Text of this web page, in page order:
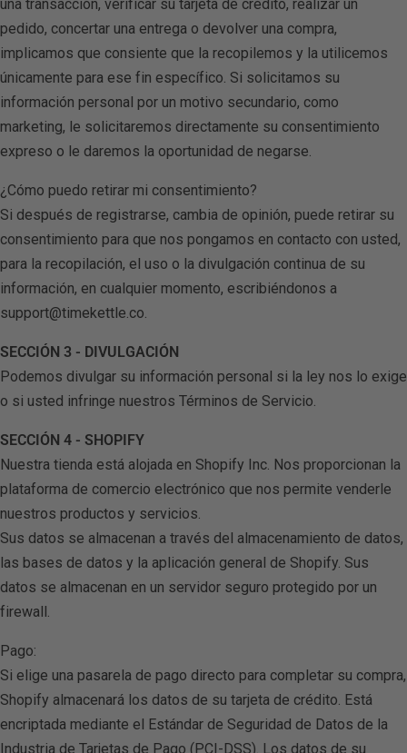
W4 Pro IA -
NUEVO T1 - Traductor Portatil
Intérprete Para
una transacción, verificar su tarjeta de crédito, realizar un
pedido, concertar una entrega o devolver una compra,
implicamos que consiente que la recopilemos y la utilicemos
únicamente para ese fin específico. Si solicitamos su
información personal por un motivo secundario, como
marketing, le solicitaremos directamente su consentimiento
expreso o le daremos la oportunidad de negarse.
¿Cómo puedo retirar mi consentimiento?
Si después de registrarse, cambia de opinión, puede retirar su
consentimiento para que nos pongamos en contacto con usted,
para la recopilación, el uso o la divulgación continua de su
información, en cualquier momento, escribiéndonos a
support@timekettle.co.
SECCIÓN 3 - DIVULGACIÓN
Podemos divulgar su información personal si la ley nos lo exige
o si usted infringe nuestros Términos de Servicio.
SECCIÓN 4 - SHOPIFY
Nuestra tienda está alojada en Shopify Inc. Nos proporcionan la
plataforma de comercio electrónico que nos permite venderle
nuestros productos y servicios.
Sus datos se almacenan a través del almacenamiento de datos,
las bases de datos y la aplicación general de Shopify. Sus
datos se almacenan en un servidor seguro protegido por un
firewall.
Pago:
Si elige una pasarela de pago directo para completar su compra,
Shopify almacenará los datos de su tarjeta de crédito. Está
encriptada mediante el Estándar de Seguridad de Datos de la
Industria de Tarjetas de Pago (PCI-DSS). Los datos de su